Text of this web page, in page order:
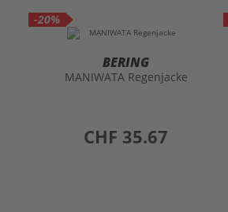
-20%
BERING
MANIWATA Regenjacke
preis
CHF 35.67